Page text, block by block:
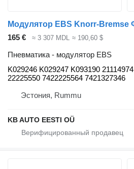
165 € ≈ 3 307 MDL ≈ 190,60 $
Пневматика - модулятор EBS
K029246 K029247 K093190 21114974
22225550 7422225564 7421327346
Эстония, Rummu
KB AUTO EESTI OÜ